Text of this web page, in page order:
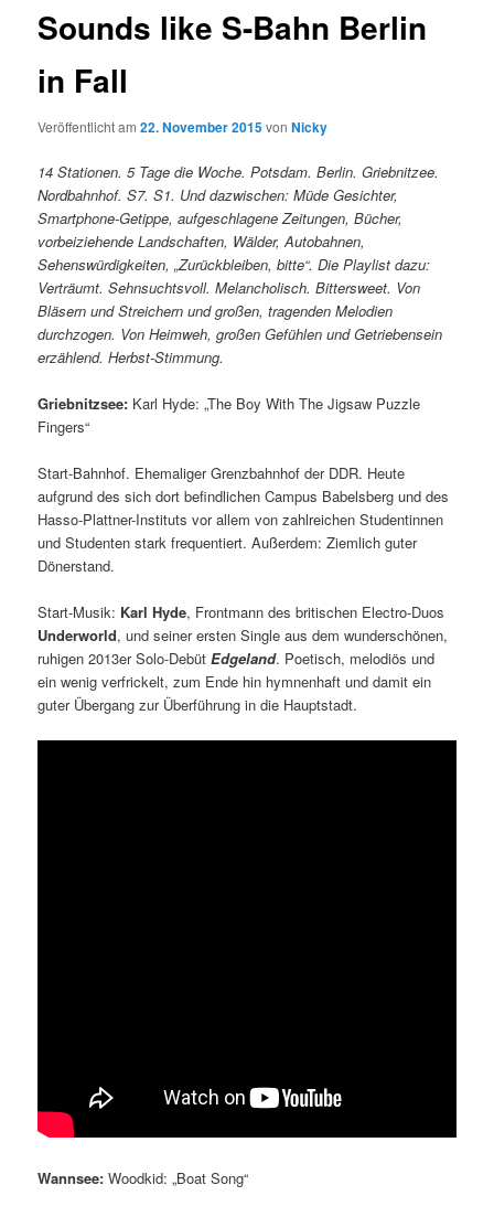
Sounds like S-Bahn Berlin
in Fall
Veröffentlicht am22. November 2015vonNicky
14 Stationen. 5 Tage die Woche. Potsdam. Berlin. Griebnitzee.
Nordbahnhof. S7. S1. Und dazwischen: Müde Gesichter,
Smartphone-Getippe, aufgeschlagene Zeitungen, Bücher,
vorbeiziehende Landschaften, Wälder, Autobahnen,
Sehenswürdigkeiten, „Zurückbleiben, bitte“. Die Playlist dazu:
Verträumt. Sehnsuchtsvoll. Melancholisch. Bittersweet. Von
Bläsern und Streichern und großen, tragenden Melodien
durchzogen. Von Heimweh, großen Gefühlen und Getriebensein
erzählend. Herbst-Stimmung.
Griebnitzsee: Karl Hyde: „The Boy With The Jigsaw Puzzle
Fingers“
Start-Bahnhof. Ehemaliger Grenzbahnhof der DDR. Heute
aufgrund des sich dort befindlichen Campus Babelsberg und des
Hasso-Plattner-Instituts vor allem von zahlreichen Studentinnen
und Studenten stark frequentiert. Außerdem: Ziemlich guter
Dönerstand.
Start-Musik: Karl Hyde, Frontmann des britischen Electro-Duos
Underworld, und seiner ersten Single aus dem wunderschönen,
ruhigen 2013er Solo-DebütEdgeland. Poetisch, melodiös und
ein wenig verfrickelt, zum Ende hin hymnenhaft und damit ein
guter Übergang zur Überführung in die Hauptstadt.
Wannsee: Woodkid: „Boat Song“